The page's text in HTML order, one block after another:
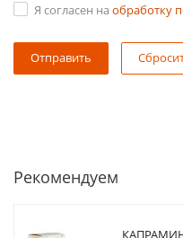
Я согласен на обработку
Рекомендуем
КАПРАМИН